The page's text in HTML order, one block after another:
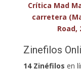
Crítica Mad
carretera
Road,
Zinefilos
14 Zinéfilos en